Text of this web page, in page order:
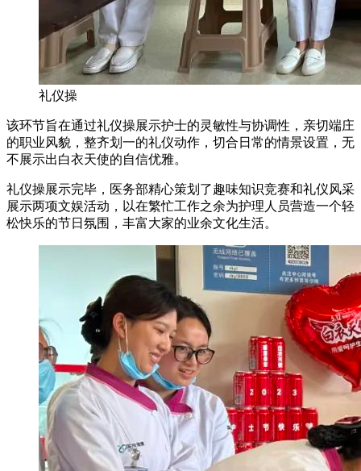
礼仪操
该环节旨在通过礼仪操展示护士的灵敏性与协调性，亲切端庄
的职业风貌，整齐划一的礼仪动作，切合日常的情景设置，无
不展示出白衣天使的自信优雅。
礼仪操展示完毕，医务部精心策划了趣味知识竞赛和礼仪风采
展示两项文娱活动，以在繁忙工作之余为护理人员营造一个轻
松快乐的节日氛围，丰富大家的业余文化生活。